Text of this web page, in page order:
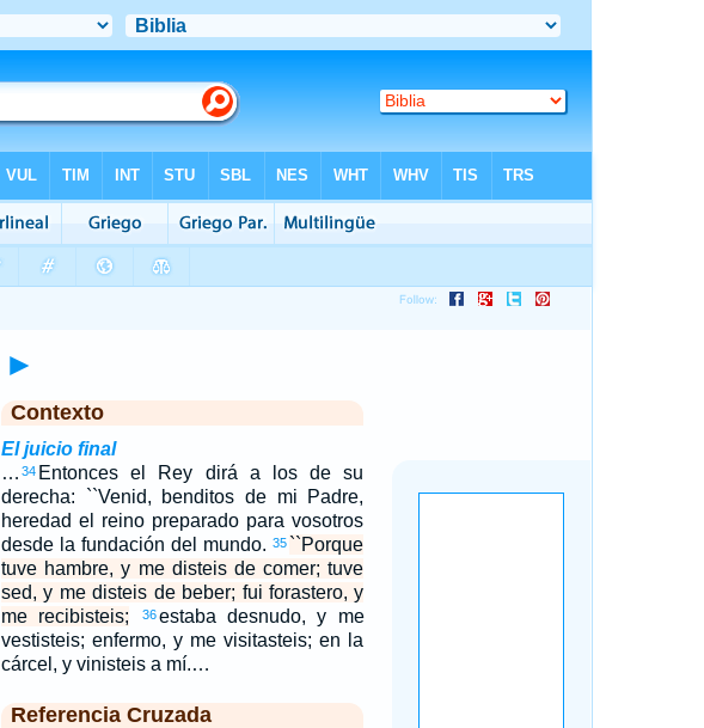
►
Contexto
El juicio final
… 34 Entonces el Rey dirá a los de su
derecha: ``Venid, benditos de mi Padre,
heredad el reino preparado para vosotros
desde la fundación del mundo. 35 ``Porque
tuve hambre, y me disteis de comer; tuve
sed, y me disteis de beber; fui forastero, y
me recibisteis;
36 estaba desnudo, y me
vestisteis; enfermo, y me visitasteis; en la
cárcel, y vinisteis a mí.…
Referencia Cruzada